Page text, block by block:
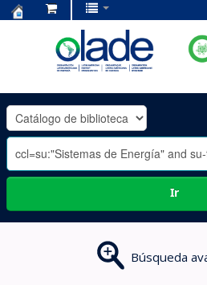
OLADE
-
Ir
Búsqueda